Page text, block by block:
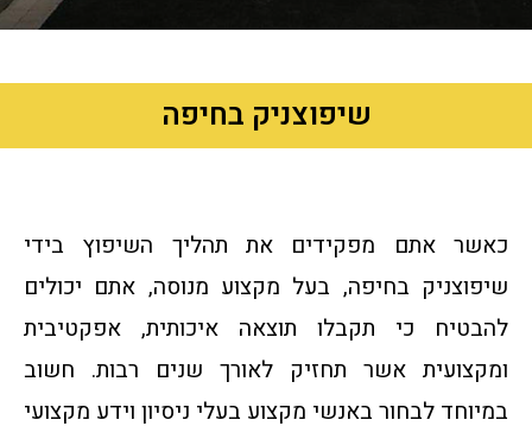
שיפוצניק בחיפה
כאשר אתם מפקידים את תהליך השיפוץ בידי
שיפוצניק בחיפה, בעל מקצוע מנוסה, אתם יכולים
להבטיח כי תקבלו תוצאה איכותית, אפקטיבית
ומקצועית אשר תחזיק לאורך שנים רבות. חשוב
במיוחד לבחור באנשי מקצוע בעלי ניסיון וידע מקצועי